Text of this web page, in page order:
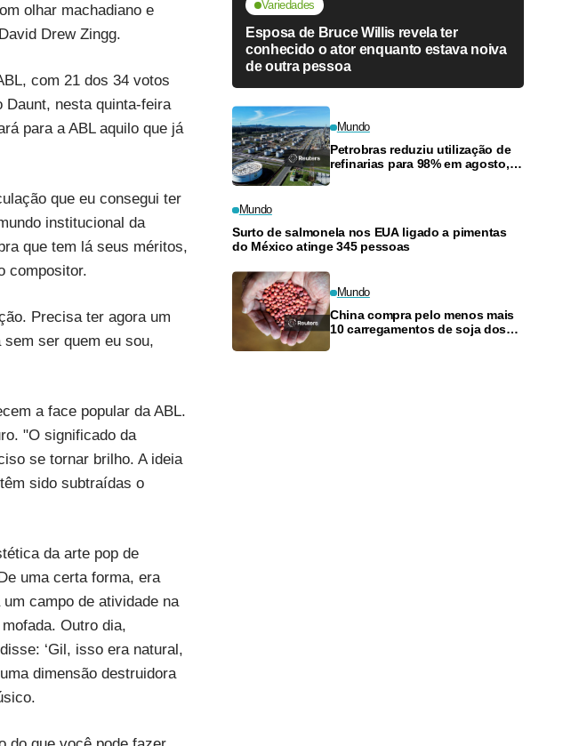
olhar machadiano e
Drew Zingg.
com 21 dos 34 votos
nesta quinta-feira
para a ABL aquilo que já
que eu consegui ter
institucional da
que tem lá seus méritos,
compositor.
Precisa ter agora um
ser quem eu sou,
a face popular da ABL.
"O significado da
se tornar brilho. A ideia
sido subtraídas o
da arte pop de
uma certa forma, era
campo de atividade na
Outro dia,
‘Gil, isso era natural,
dimensão destruidora
Variedades
Esposa de Bruce Willis revela ter
conhecido o ator enquanto estava noiva
de outra pessoa
Mundo
Petrobras reduziu utilização de
refinarias para 98% em agosto,
Mundo
Surto de salmonela nos EUA ligado a pimentas
do México atinge 345 pessoas
Mundo
China compra pelo menos mais
10 carregamentos de soja dos